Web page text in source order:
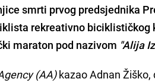
smrti prvog predsjednika
rekreativno biciklističkog
maraton pod nazivom "Alija
(AA)kazao Adnan